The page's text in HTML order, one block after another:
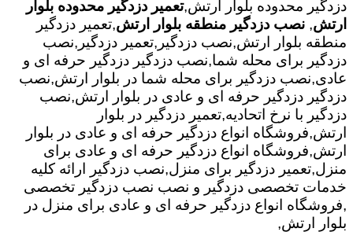
دزدگیر محدوده بلوار ارتش,تعمیر دزدگیر محدوده بلوار
ارتش, نصب دزدگیر منطقه بلوار ارتش,تعمیر دزدگیر
منطقه بلوار ارتش,نصب دزدگیر,تعمیر دزدگیر,نصب
دزدگیر برای محله شما,نصب دزدگیر دزدگیر حرفه ای و
عادی,نصب دزدگیر برای محله شما در بلوار ارتش,نصب
دزدگیر دزدگیر حرفه ای و عادی در بلوار ارتش,نصب
دزدگیر با نرخ اتحادیه,تعمیر دزدگیر در بلوار
ارتش,فروشگاه انواع دزدگیر حرفه ای و عادی در بلوار
ارتش,فروشگاه انواع دزدگیر حرفه ای و عادی برای
منزل,تعمیر دزدگیر برای منزل,نصب دزدگیر ارائه کلیه
خدمات تخصصی دزدگیر و نصب نصب دزدگیر تخصصی
,فروشگاه انواع دزدگیر حرفه ای و عادی برای منزل در
بلوار ارتش,